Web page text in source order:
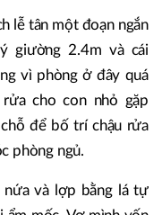
lễ tân một đoạn ngắn
giường 2.4m và cái
vì phòng ở đây quá
cho con nhỏ gặp
để bố trí chậu rửa
phòng ngủ.
và lợp bằng lá tự